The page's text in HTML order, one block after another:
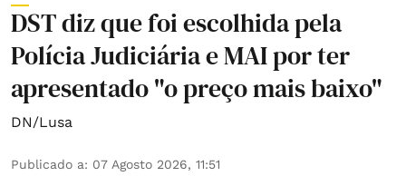
DST diz que foi escolhida pela
Polícia Judiciária e MAI por ter
apresentado "o preço mais baixo"
DN/Lusa
Publicado a: 07 Agosto 2026, 11:51